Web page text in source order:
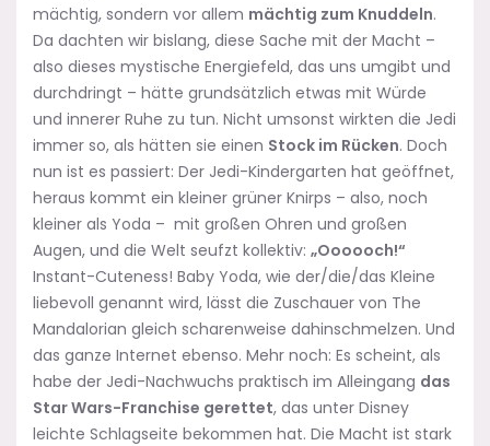
mächtig, sondern vor allem mächtig zum Knuddeln.
Da dachten wir bislang, diese Sache mit der Macht –
also dieses mystische Energiefeld, das uns umgibt und
durchdringt – hätte grundsätzlich etwas mit Würde
und innerer Ruhe zu tun. Nicht umsonst wirkten die Jedi
immer so, als hätten sie einen Stock im Rücken. Doch
nun ist es passiert: Der Jedi-Kindergarten hat geöffnet,
heraus kommt ein kleiner grüner Knirps – also, noch
kleiner als Yoda – mit großen Ohren und großen
Augen, und die Welt seufzt kollektiv: „Oooooch!“
Instant-Cuteness! Baby Yoda, wie der/die/das Kleine
liebevoll genannt wird, lässt die Zuschauer von The
Mandalorian gleich scharenweise dahinschmelzen. Und
das ganze Internet ebenso. Mehr noch: Es scheint, als
habe der Jedi-Nachwuchs praktisch im Alleingang das
Star Wars-Franchise gerettet, das unter Disney
leichte Schlagseite bekommen hat. Die Macht ist stark